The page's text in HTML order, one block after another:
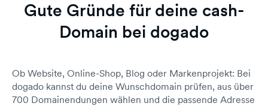
Gute Gründe für deine cash-
Domain bei dogado
Ob Website, Online-Shop, Blog oder Markenprojekt: Bei
dogado kannst du deine Wunschdomain prüfen, aus über
700 Domainendungen wählen und die passende Adresse